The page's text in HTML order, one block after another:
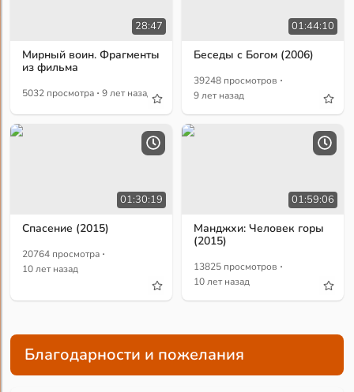
28:47
Мирный воин. Фрагменты
из фильма
5032 просмотра · 9 лет назад
01:44:10
Беседы с Богом (2006)
39248 просмотров ·
9 лет назад
01:30:19
Спасение (2015)
20764 просмотра ·
10 лет назад
01:59:06
Манджхи: Человек горы
(2015)
13825 просмотров ·
10 лет назад
Благодарности и пожелания